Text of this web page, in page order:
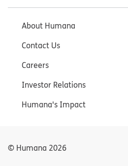
About Humana
Contact Us
Careers
Investor Relations
Humana's Impact
© Humana 2026